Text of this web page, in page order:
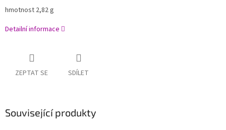
hmotnost 2,82 g
Detailní informace
ZEPTAT SE SDÍLET
Související produkty